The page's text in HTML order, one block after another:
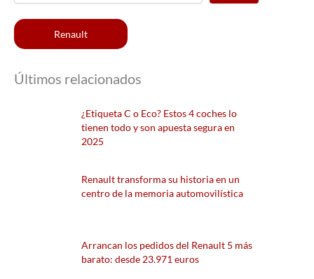
Renault
Últimos relacionados
¿Etiqueta C o Eco? Estos 4 coches lo
tienen todo y son apuesta segura en
2025
Renault transforma su historia en un
centro de la memoria automovilística
Arrancan los pedidos del Renault 5 más
barato: desde 23.971 euros